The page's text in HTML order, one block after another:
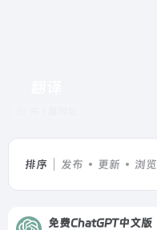
排序 发布 更新 浏览
免费ChatGPT中文版